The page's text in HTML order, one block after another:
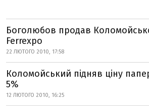
Боголюбов продав
Ferrexpo
22 ЛЮТОГО 2010, 17:58
Коломойський підняв ціну
5%
12 ЛЮТОГО 2010, 16:25